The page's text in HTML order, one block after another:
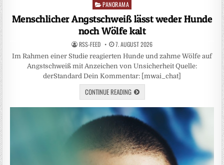
Posted
PANORAMA
Menschlicher Angstschweiß lässt weder Hunde
noch Wölfe kalt
RSS-FEED 7. AUGUST 2026
Im Rahmen einer Studie reagierten Hunde und zahme Wölfe auf
Angstschweiß mit Anzeichen von Unsicherheit Quelle:
derStandard Dein Kommentar: [mwai_chat]
CONTINUE READING